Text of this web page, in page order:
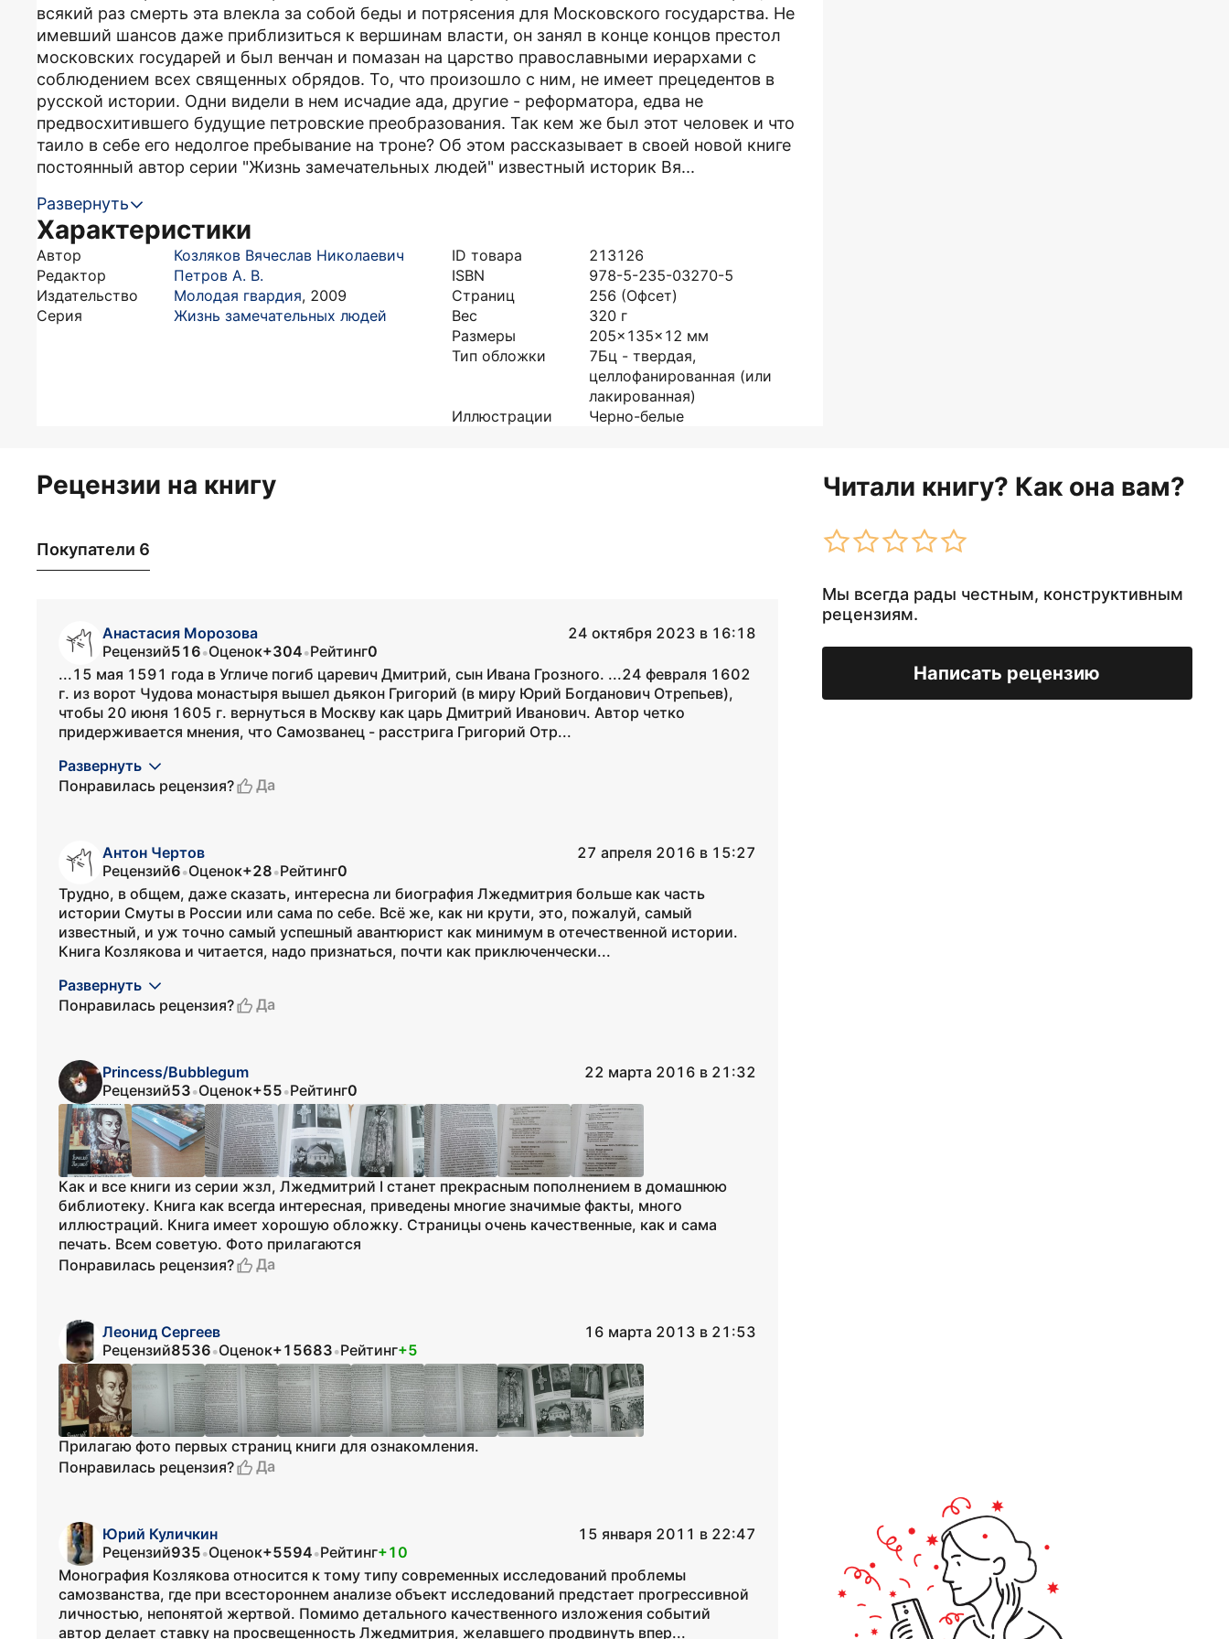
всякий раз смерть эта влекла за собой беды и потрясения для Московского государства. Не
имевший шансов даже приблизиться к вершинам власти, он занял в конце концов престол
московских государей и был венчан и помазан на царство православными иерархами с
соблюдением всех священных обрядов. То, что произошло с ним, не имеет прецедентов в
русской истории. Одни видели в нем исчадие ада, другие - реформатора, едва не
предвосхитившего будущие петровские преобразования. Так кем же был этот человек и что
таило в себе его недолгое пребывание на троне? Об этом рассказывает в своей новой книге
постоянный автор серии "Жизнь замечательных людей" известный историк Вя...
Развернуть
Характеристики
Автор
Козляков Вячеслав Николаевич
Редактор
Петров А. В.
Издательство
Молодая гвардия, 2009
Серия
Жизнь замечательных людей
ID товара
213126
ISBN
978-5-235-03270-5
Страниц
256 (Офсет)
Вес
320 г
Размеры
205x135x12 мм
Тип обложки
7Бц - твердая,
целлофанированная (или
лакированная)
Иллюстрации
Черно-белые
Рецензии на книгу Читали книгу? Как она вам?
Мы всегда рады честным, конструктивным
рецензиям.
Написать рецензию
Покупатели 6
Анастасия Морозова
24 октября 2023 в 16:18
Рецензий516•Оценок+304•Рейтинг0
...15 мая 1591 года в Угличе погиб царевич Дмитрий, сын Ивана Грозного. ...24 февраля 1602
г. из ворот Чудова монастыря вышел дьякон Григорий (в миру Юрий Богданович Отрепьев),
чтобы 20 июня 1605 г. вернуться в Москву как царь Дмитрий Иванович. Автор четко
придерживается мнения, что Самозванец - расстрига Григорий Отр...
Развернуть
Понравилась рецензия?
Да
Антон Чертов
27 апреля 2016 в 15:27
Рецензий6•Оценок+28•Рейтинг0
Трудно, в общем, даже сказать, интересна ли биография Лжедмитрия больше как часть
истории Смуты в России или сама по себе. Всё же, как ни крути, это, пожалуй, самый
известный, и уж точно самый успешный авантюрист как минимум в отечественной истории.
Книга Козлякова и читается, надо признаться, почти как приключенчески...
Развернуть
Понравилась рецензия?
Да
Princess/Bubblegum
22 марта 2016 в 21:32
Рецензий53•Оценок+55•Рейтинг0
Как и все книги из серии жзл, Лжедмитрий I станет прекрасным пополнением в домашнюю
библиотеку. Книга как всегда интересная, приведены многие значимые факты, много
иллюстраций. Книга имеет хорошую обложку. Страницы очень качественные, как и сама
печать. Всем советую. Фото прилагаются
Понравилась рецензия?
Да
Леонид Сергеев
16 марта 2013 в 21:53
Рецензий8536•Оценок+15683•Рейтинг+5
Прилагаю фото первых страниц книги для ознакомления.
Понравилась рецензия?
Да
Юрий Куличкин
15 января 2011 в 22:47
Рецензий935•Оценок+5594•Рейтинг+10
Монография Козлякова относится к тому типу современных исследований проблемы
самозванства, где при всестороннем анализе объект исследований предстает прогрессивной
личностью, непонятой жертвой. Помимо детального качественного изложения событий
автор делает ставку на просвещенность Лжедмитрия, желавшего продвинуть впер...